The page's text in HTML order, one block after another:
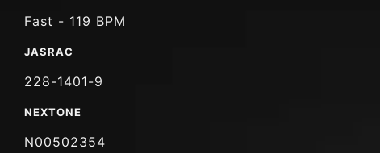
Fast - 119 BPM
JASRAC
228-1401-9
NEXTONE
N00502354